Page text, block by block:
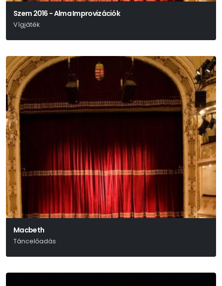
Szem 2016 - Alma Improvizációk
Vígjáték
Macbeth
Táncelőadás